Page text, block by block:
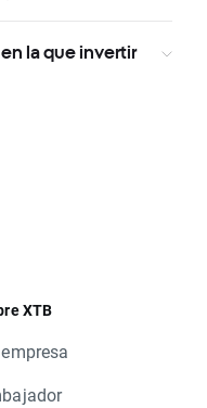
la que invertir
XTB